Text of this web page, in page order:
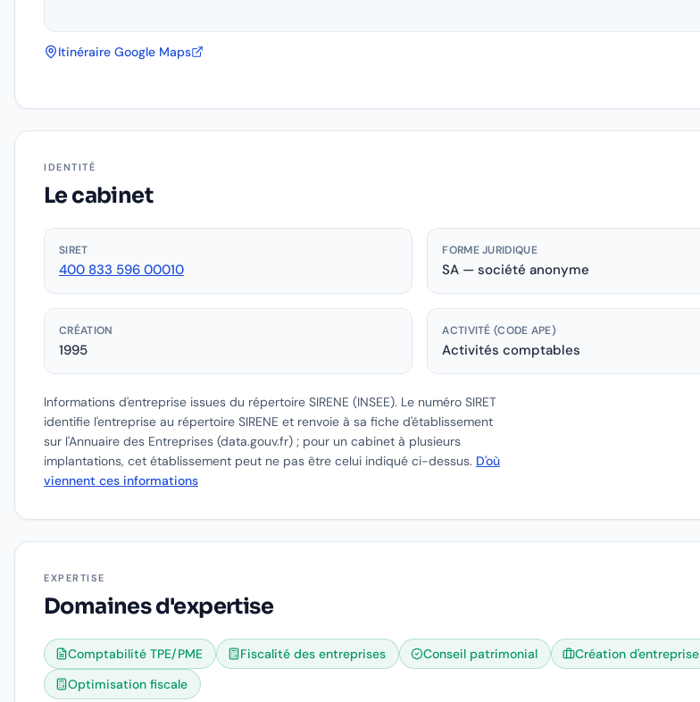
Itinéraire Google Maps
IDENTITÉ
Le cabinet
SIRET
400 833 596 00010
FORME JURIDIQUE
SA — société anonyme
CRÉATION
1995
ACTIVITÉ (CODE APE)
Activités comptables
Informations d'entreprise issues du répertoire SIRENE (INSEE). Le numéro SIRET
identifie l'entreprise au répertoire SIRENE et renvoie à sa fiche d'établissement
sur l'Annuaire des Entreprises (data.gouv.fr) ; pour un cabinet à plusieurs
implantations, cet établissement peut ne pas être celui indiqué ci-dessus. D'où
viennent ces informations
EXPERTISE
Domaines d'expertise
Comptabilité TPE/PME Fiscalité des entreprises Conseil patrimonial
Création d'entreprise
Optimisation fiscale